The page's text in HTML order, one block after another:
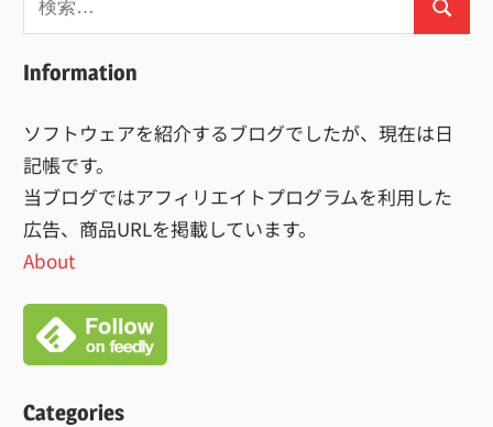
索:
検
Information
ソフトウェアを紹介するブログでしたが、現在は日
記帳です。
当ブログではアフィリエイトプログラムを利用した
広告、商品URLを掲載しています。
About
Categories